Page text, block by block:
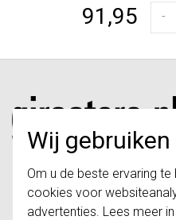
Wij
Om u de beste ervaring te
cookies voor
advertenties. Lees meer
91,95 -
Girastore.nl is onderdeel
International B.V. en geen
schakelwippen zijn
niette combineren met de
van vóór augustus 2024.